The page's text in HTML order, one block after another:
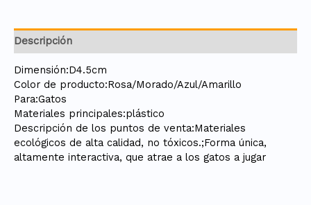
Descripción
Dimensión:D4.5cm
Color de producto:Rosa/Morado/Azul/Amarillo
Para:Gatos
Materiales principales:plástico
Descripción de los puntos de venta:Materiales
ecológicos de alta calidad, no tóxicos.;Forma única,
altamente interactiva, que atrae a los gatos a jugar